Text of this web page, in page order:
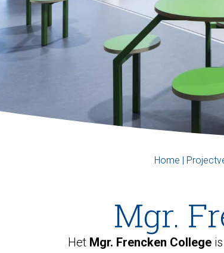
Home |
Mgr.
Het Mgr. Frencken College